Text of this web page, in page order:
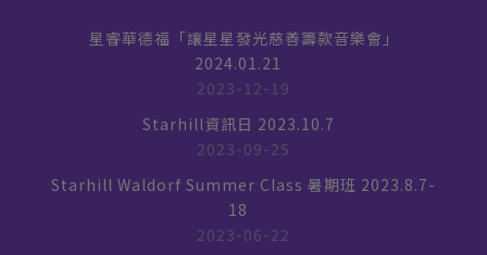
星睿華德福「讓星星發光慈善籌款音樂會」
2024.01.21
2023-12-19
Starhill資訊日 2023.10.7
2023-09-25
Starhill Waldorf Summer Class 暑期班 2023.8.7-
18
2023-06-22